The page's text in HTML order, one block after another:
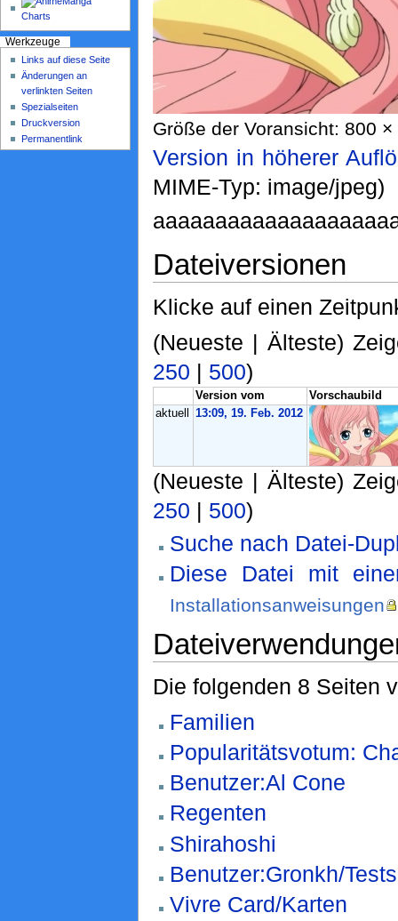
Größe der Voransicht: 800
Version in höherer
MIME-Typ: image/jpeg)
Dateiversionen
Klicke auf einen
(Neueste | Älteste)
250 | 500)
Version vom
Vorschaubild
aktuell
13:09, 19. Feb. 2012
(Neueste | Älteste)
250 | 500)
Suche nach Datei-
Diese Datei mit
Installationsanweisungen
Die folgenden 8 Seiten
Familien
Popularitätsvotum:
Benutzer:Al Cone
Regenten
Shirahoshi
Benutzer:Gronkh/
Vivre Card/Karten
Werkzeuge
Links auf diese Seite
Änderungen an
verlinkten Seiten
Spezialseiten
Druckversion
Permanentlink